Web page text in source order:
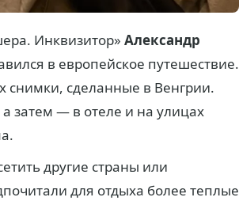
Инквизитор» Александр
в европейское путешествие.
снимки, сделанные в Венгрии.
затем — в отеле и на улицах
другие страны или
для отдыха более теплые